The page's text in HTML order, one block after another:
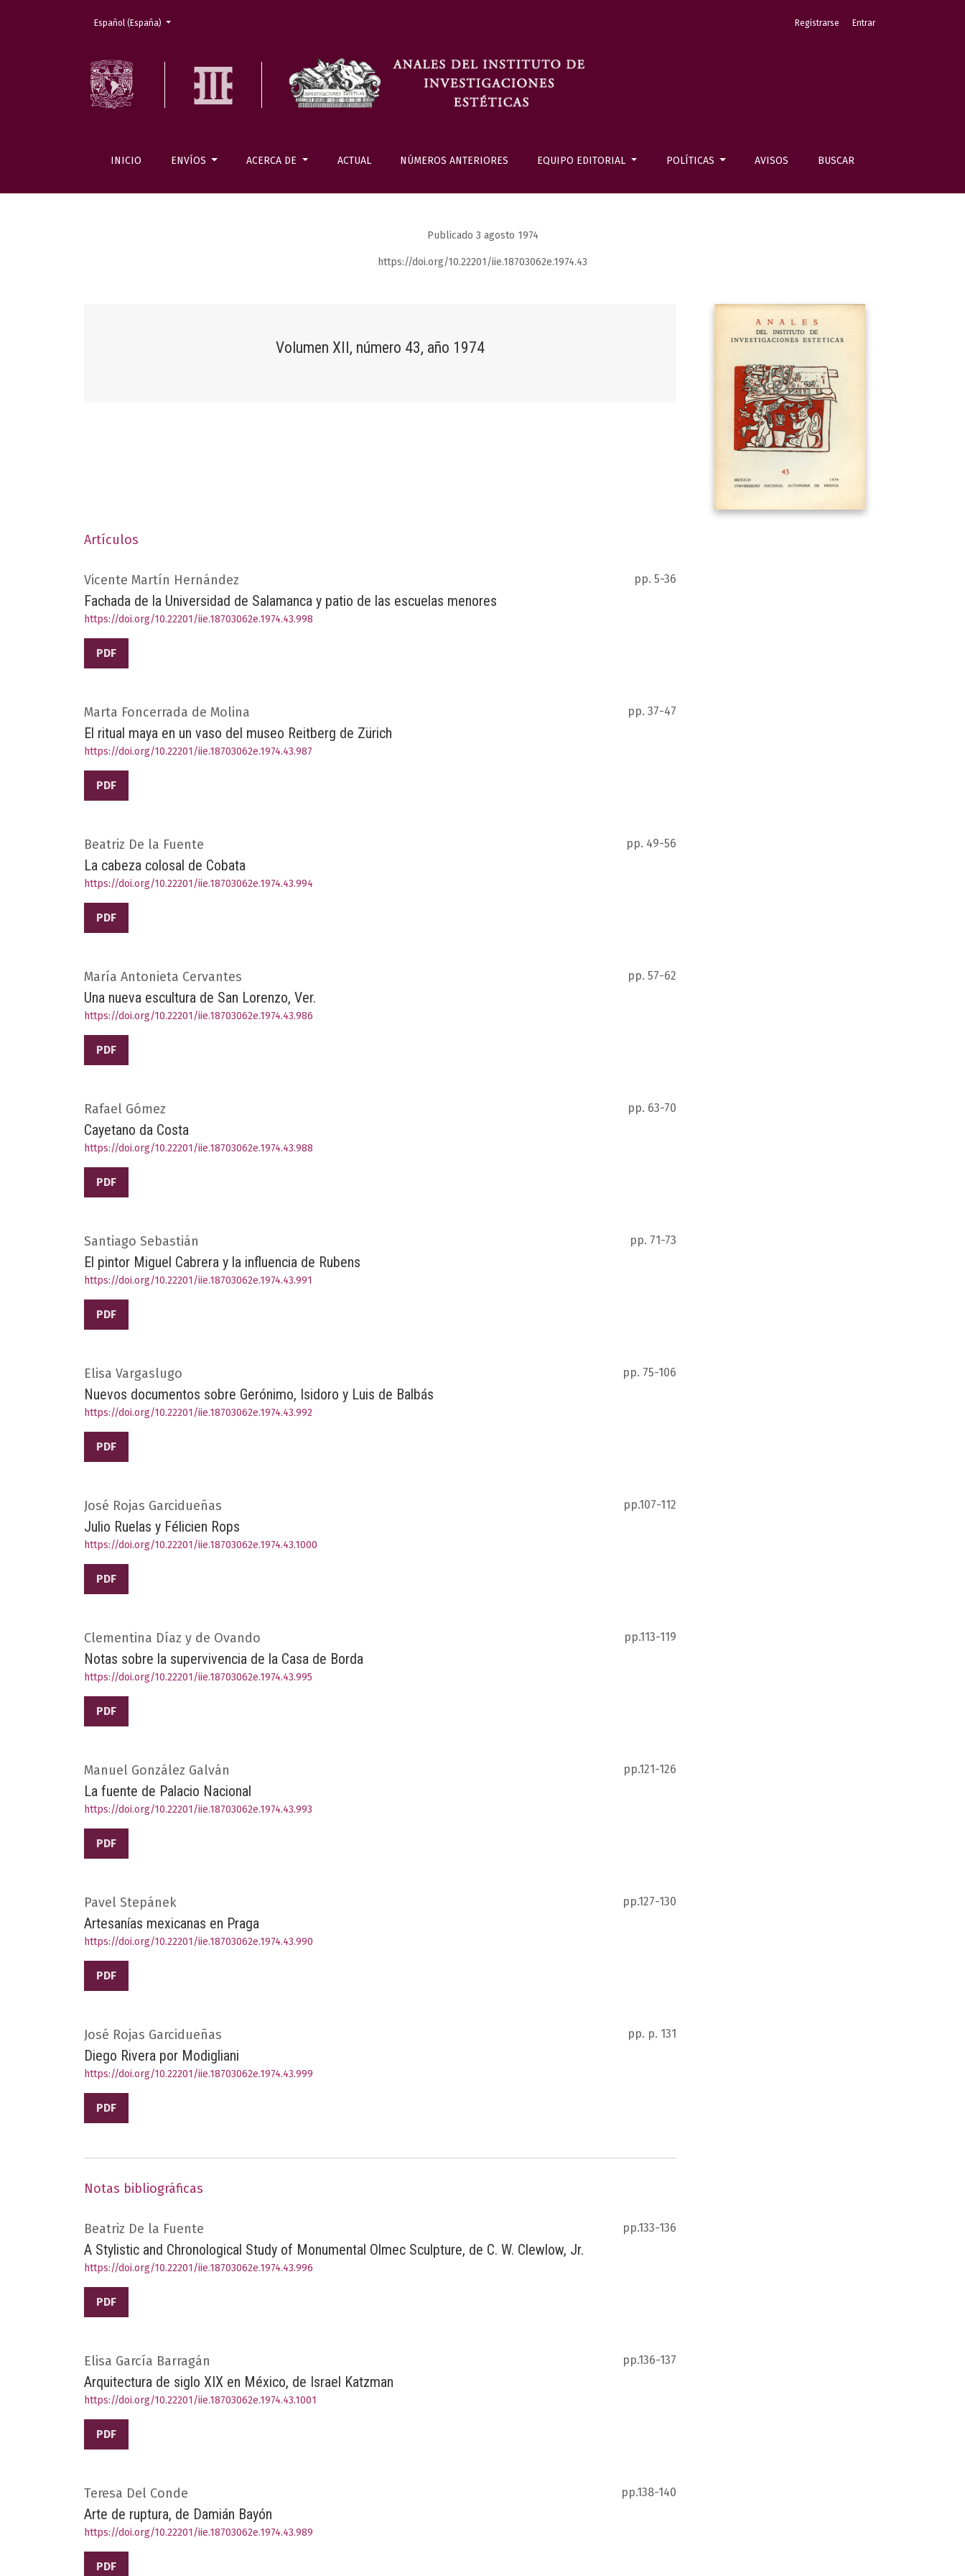
INICIO ENVÍOS ACERCA DE ACTUAL NÚMEROS ANTERIORES EQUIPO EDITORIAL POLÍTICAS AVISOS BUSCAR
Registrarse Entrar
Cambiar el idioma. El actual es:
Español (España)
Publicado 3 agosto 1974
https://doi.org/10.22201/iie.18703062e.1974.43
Volumen XII, número 43, año 1974
Artículos
Vicente Martín Hernández pp. 5-36
Fachada de la Universidad de Salamanca y patio de las escuelas menores
https://doi.org/10.22201/iie.18703062e.1974.43.998
PDF
Marta Foncerrada de Molina pp. 37-47
El ritual maya en un vaso del museo Reitberg de Zürich
https://doi.org/10.22201/iie.18703062e.1974.43.987
PDF
Beatriz De la Fuente pp. 49-56
La cabeza colosal de Cobata
https://doi.org/10.22201/iie.18703062e.1974.43.994
PDF
María Antonieta Cervantes pp. 57-62
Una nueva escultura de San Lorenzo, Ver.
https://doi.org/10.22201/iie.18703062e.1974.43.986
PDF
Rafael Gómez pp. 63-70
Cayetano da Costa
https://doi.org/10.22201/iie.18703062e.1974.43.988
PDF
Santiago Sebastián pp. 71-73
El pintor Miguel Cabrera y la influencia de Rubens
https://doi.org/10.22201/iie.18703062e.1974.43.991
PDF
Elisa Vargaslugo pp. 75-106
Nuevos documentos sobre Gerónimo, Isidoro y Luis de Balbás
https://doi.org/10.22201/iie.18703062e.1974.43.992
PDF
José Rojas Garcidueñas pp.107-112
Julio Ruelas y Félicien Rops
https://doi.org/10.22201/iie.18703062e.1974.43.1000
PDF
Clementina Díaz y de Ovando pp.113-119
Notas sobre la supervivencia de la Casa de Borda
https://doi.org/10.22201/iie.18703062e.1974.43.995
PDF
Manuel González Galván pp.121-126
La fuente de Palacio Nacional
https://doi.org/10.22201/iie.18703062e.1974.43.993
PDF
Pavel Stepánek pp.127-130
Artesanías mexicanas en Praga
https://doi.org/10.22201/iie.18703062e.1974.43.990
PDF
José Rojas Garcidueñas pp. p. 131
Diego Rivera por Modigliani
https://doi.org/10.22201/iie.18703062e.1974.43.999
PDF
Notas bibliográficas
Beatriz De la Fuente pp.133-136
A Stylistic and Chronological Study of Monumental Olmec Sculpture, de C. W. Clewlow, Jr.
https://doi.org/10.22201/iie.18703062e.1974.43.996
PDF
Elisa García Barragán pp.136-137
Arquitectura de siglo XIX en México, de Israel Katzman
https://doi.org/10.22201/iie.18703062e.1974.43.1001
PDF
Teresa Del Conde pp.138-140
Arte de ruptura, de Damián Bayón
https://doi.org/10.22201/iie.18703062e.1974.43.989
PDF